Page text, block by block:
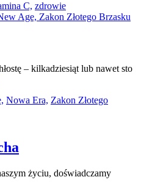
C, zdrowie
– kilkadziesiąt lub nawet sto
Nowa Era, Zakon Złotego
życiu, doświadczamy